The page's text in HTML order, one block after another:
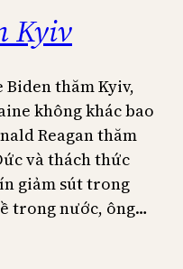
Kyiv
Biden thăm Kyiv,
không khác bao
Reagan thăm
và thách thức
giảm sút trong
trong nước, ông…